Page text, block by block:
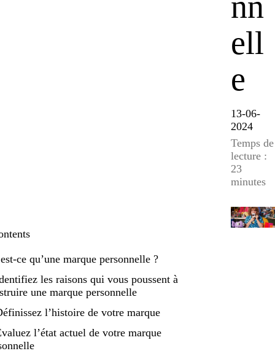
ell
e
13-06-
2024
Temps de
lecture :
23
minutes
ce qu’une marque personnelle ?
les raisons qui vous poussent à
une marque personnelle
l’histoire de votre marque
l’état actuel de votre marque